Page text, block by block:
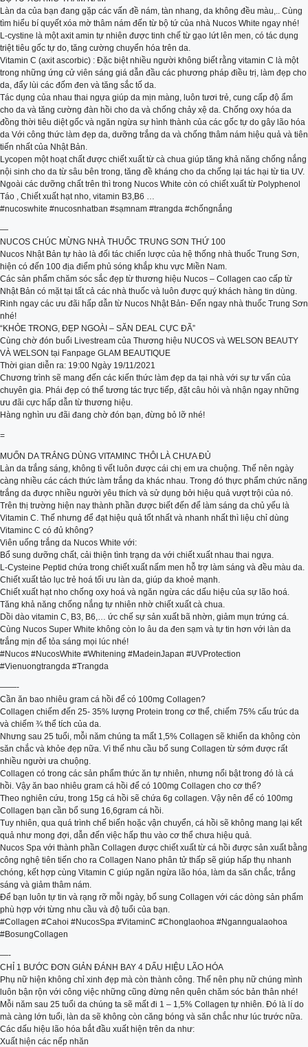
Làn da của bạn đang gặp các vấn đề nám, tàn nhang, da không đều màu,.. Cùng
tìm hiểu bí quyết xóa mờ thâm nám đến từ bộ tứ của nhà Nucos White ngay nhé!
L-cystine là một axit amin tự nhiên được tinh chế từ gạo lứt lên men, có tác dụng
triệt tiêu gốc tự do, tăng cường chuyển hóa trên da.
Vitamin C (axit ascorbic) : Đặc biệt nhiều người không biết rằng vitamin C là một
trong những ứng cử viên sáng giá dẫn đầu các phương pháp điều trị, làm đẹp cho
da, đẩy lùi các đốm đen và tăng sắc tố da.
Tác dụng của nhau thai ngựa giúp da mịn màng, luôn tươi trẻ, cung cấp độ ẩm
cho da và tăng cường đàn hồi cho da và chống chảy xệ da. Chống oxy hóa da
đồng thời tiêu diệt gốc và ngăn ngừa sự hình thành của các gốc tự do gây lão hóa
da Với công thức làm đẹp da, dưỡng trắng da và chống thâm nám hiệu quả và tiên
tiến nhất của Nhật Bản.
Lycopen một hoạt chất được chiết xuất từ cà chua giúp tăng khả năng chống nắng
nội sinh cho da từ sâu bên trong, tăng đề kháng cho da chống lại tác hại từ tia UV.
Ngoài các dưỡng chất trên thì trong Nucos White còn có chiết xuất từ Polyphenol
Táo , Chiết xuất hạt nho, vitamin B3,B6 …
#nucoswhite #nucosnhatban #sạmnam #trangda #chốngnắng
—
NUCOS CHÚC MỪNG NHÀ THUỐC TRUNG SƠN THỨ 100
Nucos Nhật Bản tự hào là đối tác chiến lược của hệ thống nhà thuốc Trung Sơn,
hiện có đến 100 địa điểm phủ sóng khắp khu vực Miền Nam.
Các sản phẩm chăm sóc sắc đẹp từ thương hiệu Nucos – Collagen cao cấp từ
Nhật Bản có mặt tại tất cả các nhà thuốc và luôn được quý khách hàng tin dùng.
Rinh ngay các ưu đãi hấp dẫn từ Nucos Nhật Bản- Đến ngay nhà thuốc Trung Sơn
nhé!
“KHỎE TRONG, ĐẸP NGOÀI – SĂN DEAL CỰC ĐÃ”
Cùng chờ đón buổi Livestream của Thương hiệu NUCOS và WELSON BEAUTY
VÀ WELSON tại Fanpage GLAM BEAUTIQUE
Thời gian diễn ra: 19:00 Ngày 19/11/2021
Chương trình sẽ mang đến các kiến thức làm đẹp da tại nhà với sự tư vấn của
chuyên gia. Phái đẹp có thể tương tác trực tiếp, đặt câu hỏi và nhận ngay những
ưu đãi cực hấp dẫn từ thương hiệu.
Hàng nghìn ưu đãi đang chờ đón bạn, đừng bỏ lỡ nhé!
=
MUỐN DA TRẮNG DÙNG VITAMINC THÔI LÀ CHƯA ĐỦ
Làn da trắng sáng, không tì vết luôn được cái chị em ưa chuộng. Thế nên ngày
càng nhiều các cách thức làm trắng da khác nhau. Trong đó thực phẩm chức năng
trắng da được nhiều người yêu thích và sử dụng bởi hiệu quả vượt trội của nó.
Trên thị trường hiện nay thành phần được biết đến để làm sáng da chủ yếu là
Vitamin C. Thế nhưng để đạt hiệu quả tốt nhất và nhanh nhất thì liệu chỉ dùng
Vitaminc C có đủ không?
Viên uống trắng da Nucos White với:
Bổ sung dưỡng chất, cải thiện tình trạng da với chiết xuất nhau thai ngựa.
L-Cysteine Peptid chứa trong chiết xuất nấm men hỗ trợ làm sáng và đều màu da.
Chiết xuất tảo lục trẻ hoá tối ưu làn da, giúp da khoẻ mạnh.
Chiết xuất hạt nho chống oxy hoá và ngăn ngừa các dấu hiệu của sự lão hoá.
Tăng khả năng chống nắng tự nhiên nhờ chiết xuất cà chua.
Dồi dào vitamin C, B3, B6,… ức chế sự sản xuất bã nhờn, giảm mụn trứng cá.
Cùng Nucos Super White không còn lo âu da đen sạm và tự tin hơn với làn da
trắng mịn để tỏa sáng mọi lúc nhé!
#Nucos #NucosWhite #Whitening #MadeinJapan #UVProtection
#Vienuongtrangda #Trangda
——-
Cần ăn bao nhiêu gram cá hồi để có 100mg Collagen?
Collagen chiếm đến 25- 35% lượng Protein trong cơ thể, chiếm 75% cấu trúc da
và chiếm ¾ thể tích của da.
Nhưng sau 25 tuổi, mỗi năm chúng ta mất 1,5% Collagen sẽ khiến da không còn
săn chắc và khỏe đẹp nữa. Vì thế nhu cầu bổ sung Collagen từ sớm được rất
nhiều người ưa chuộng.
Collagen có trong các sản phẩm thức ăn tự nhiên, nhưng nổi bật trong đó là cá
hồi. Vậy ăn bao nhiêu gram cá hồi để có 100mg Collagen cho cơ thể?
Theo nghiên cứu, trong 15g cá hồi sẽ chứa 6g collagen. Vậy nên để có 100mg
Collagen bạn cần bổ sung 16,6gram cá hồi.
Tuy nhiên, qua quá trình chế biến hoặc vận chuyển, cá hồi sẽ không mang lại kết
quả như mong đợi, dẫn đến việc hấp thu vào cơ thể chưa hiệu quả.
Nucos Spa với thành phần Collagen được chiết xuất từ cá hồi được sản xuất bằng
công nghệ tiên tiến cho ra Collagen Nano phân tử thấp sẽ giúp hấp thụ nhanh
chóng, kết hợp cùng Vitamin C giúp ngăn ngừa lão hóa, làm da săn chắc, trắng
sáng và giảm thâm nám.
Để bạn luôn tự tin và rạng rỡ mỗi ngày, bổ sung Collagen với các dòng sản phẩm
phù hợp với từng nhu cầu và độ tuổi của bạn.
#Collagen #Cahoi #NucosSpa #VitaminC #Chonglaohoa #Nganngualaohoa
#BosungCollagen
‌—-
CHỈ 1 BƯỚC ĐƠN GIẢN ĐÁNH BAY 4 DẤU HIỆU LÃO HÓA
Phụ nữ hiện không chỉ xinh đẹp mà còn thành công. Thế nên phụ nữ chúng mình
luôn bận rộn với công việc những cũng đừng nên quên chăm sóc bản thân nhé!
Mỗi năm sau 25 tuổi da chúng ta sẽ mất đi 1 – 1,5% Collagen tự nhiên. Đó là lí do
mà càng lớn tuổi, làn da sẽ không còn căng bóng và săn chắc như lúc trước nữa.
Các dấu hiệu lão hóa bắt đầu xuất hiện trên da như:
Xuất hiện các nếp nhăn